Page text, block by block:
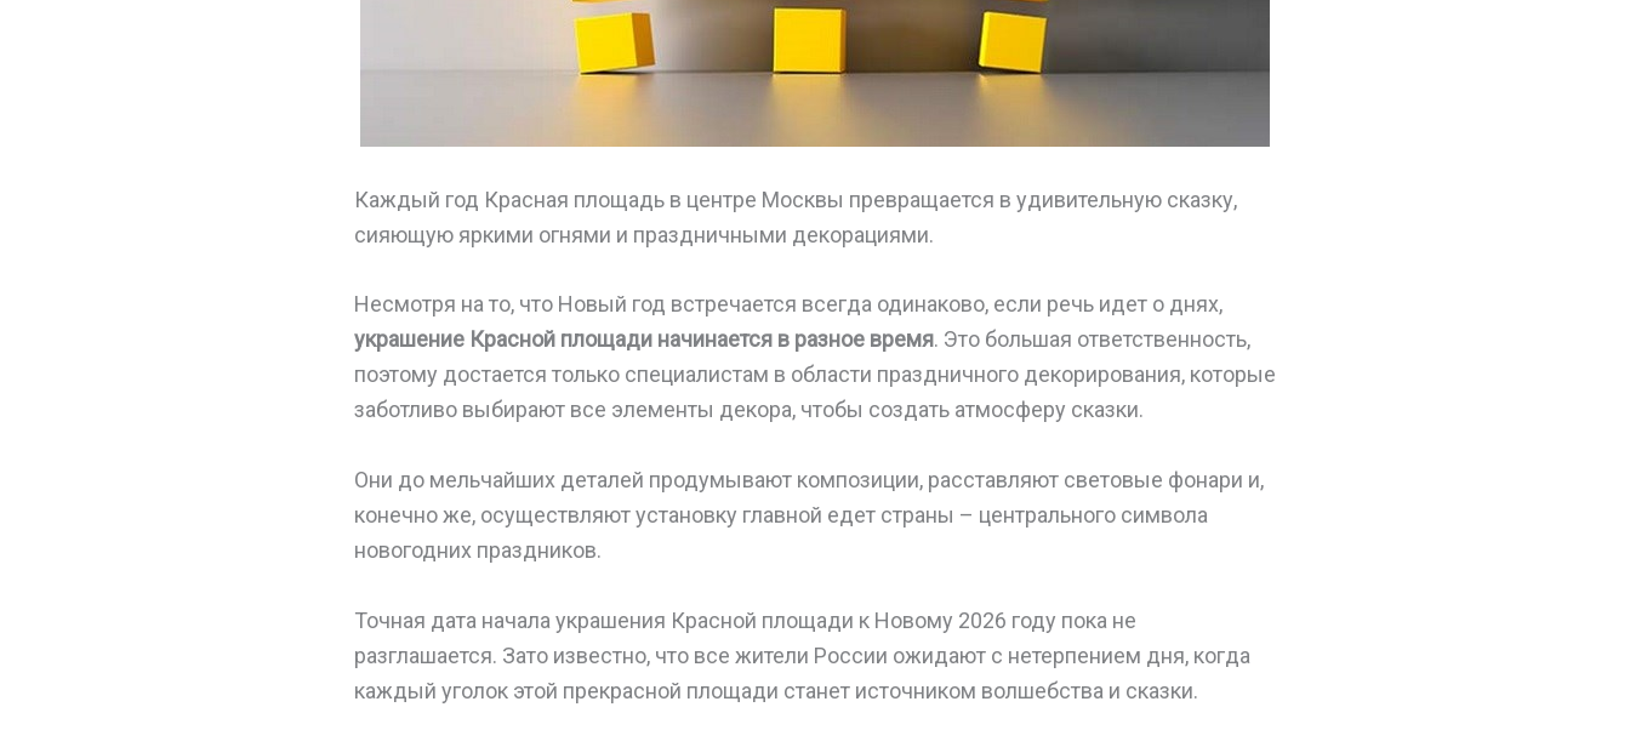
Каждый год Красная площадь в центре Москвы превращается в удивительную сказку,
сияющую яркими огнями и праздничными декорациями.
Несмотря на то, что Новый год встречается всегда одинаково, если речь идет о днях,
украшение Красной площади начинается в разное время. Это большая ответственность,
поэтому достается только специалистам в области праздничного декорирования, которые
заботливо выбирают все элементы декора, чтобы создать атмосферу сказки.
Они до мельчайших деталей продумывают композиции, расставляют световые фонари и,
конечно же, осуществляют установку главной едет страны – центрального символа
новогодних праздников.
Точная дата начала украшения Красной площади к Новому 2026 году пока не
разглашается. Зато известно, что все жители России ожидают с нетерпением дня, когда
каждый уголок этой прекрасной площади станет источником волшебства и сказки.